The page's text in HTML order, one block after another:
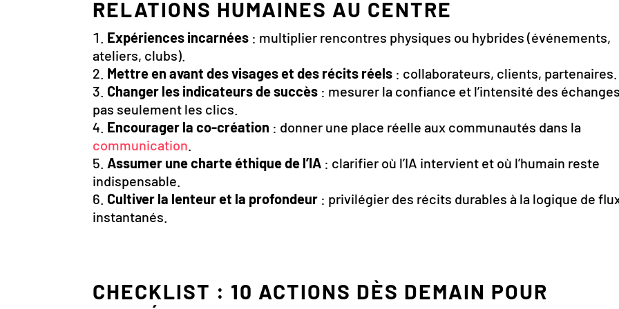
RELATIONS HUMAINES AU CENTRE
Expériences incarnées : multiplier rencontres physiques ou hybrides (événements,
ateliers, clubs).
Mettre en avant des visages et des récits réels : collaborateurs, clients, partenaires.
Changer les indicateurs de succès : mesurer la confiance et l’intensité des
pas seulement les clics.
Encourager la co-création : donner une place réelle aux communautés dans la
communication.
Assumer une charte éthique de l’IA : clarifier où l’IA intervient et où l’humain reste
indispensable.
Cultiver la lenteur et la profondeur : privilégier des récits durables à la logique de
instantanés.
CHECKLIST : 10 ACTIONS DÈS DEMAIN POUR